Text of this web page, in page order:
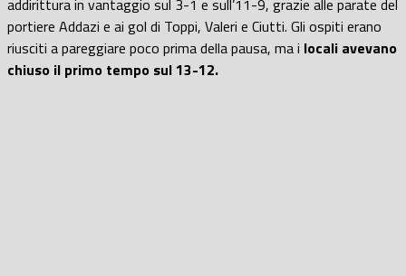
addirittura in vantaggio sul 3-1 e sull’11-9, grazie alle parate del
portiere Addazi e ai gol di Toppi, Valeri e Ciutti. Gli ospiti erano
riusciti a pareggiare poco prima della pausa, ma i locali avevano
chiuso il primo tempo sul 13-12.